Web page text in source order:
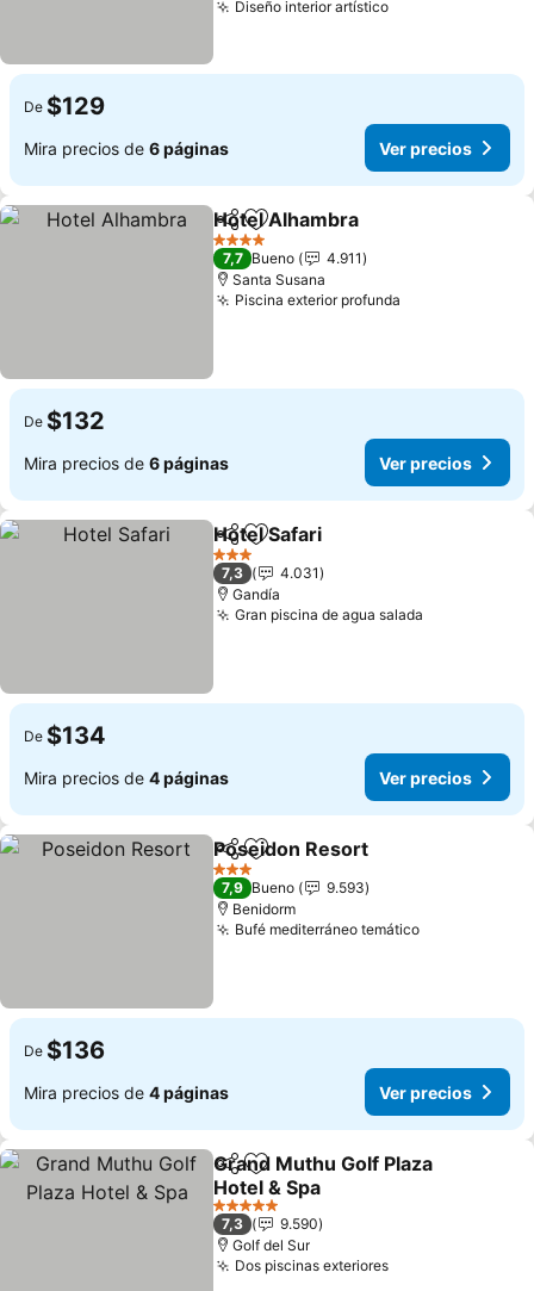
Diseño interior artístico
De $129
Mira precios de 6 páginas Ver precios
CompartirAgregar a favoritos
Hotel Alhambra
4 Estrellas
7,7 Bueno
4.911
Santa Susana
Piscina exterior profunda
De $132
Mira precios de 6 páginas Ver precios
CompartirAgregar a favoritos
Hotel Safari
3 Estrellas
7,3
4.031
Gandía
Gran piscina de agua salada
De $134
Mira precios de 4 páginas Ver precios
CompartirAgregar a favoritos
Poseidon Resort
3 Estrellas
7,9 Bueno
9.593
Benidorm
Bufé mediterráneo temático
De $136
Mira precios de 4 páginas Ver precios
CompartirAgregar a favoritos
Grand Muthu Golf Plaza
Hotel & Spa
5 Estrellas
7,3
9.590
Golf del Sur
Dos piscinas exteriores